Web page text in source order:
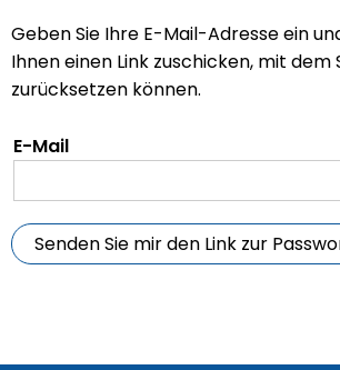
Geben Sie Ihre E-Mail-Adresse ein
Ihnen einen Link zuschicken, mit dem
zurücksetzen können.
E-Mail